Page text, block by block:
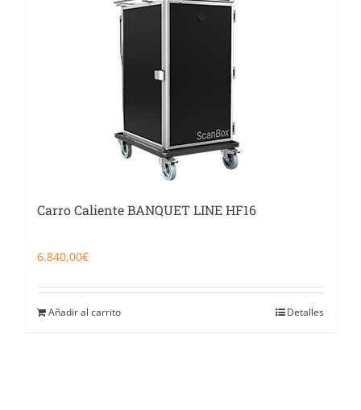
Food Service y Vending
Carro Caliente BANQUET LINE HF16
6.840,00€
Añadir al carrito Detalles